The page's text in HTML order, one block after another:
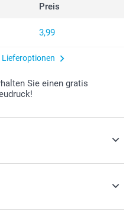
Preis
3,99
Sie einen gratis
(€) inkl. MwSt. und zzgl.